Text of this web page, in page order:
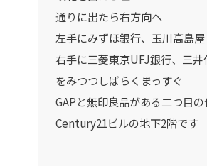
通りに出たら右方向へ
左手にみずほ銀行、玉川高島屋
右手に三菱東京UFJ銀行、三井
をみつつしばらくまっすぐ
GAPと無印良品がある二つ目
Century21ビルの地下2階です